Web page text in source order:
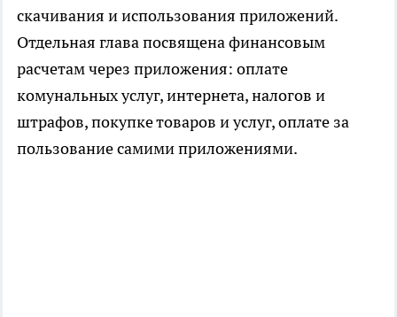
скачивания и использования приложений.
Отдельная глава посвящена финансовым
расчетам через приложения: оплате
комунальных услуг, интернета, налогов и
штрафов, покупке товаров и услуг, оплате за
пользование самими приложениями.